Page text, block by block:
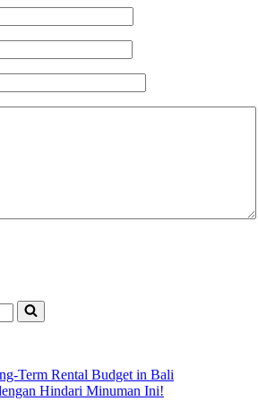
Term Rental Budget in Bali
Hindari Minuman Ini!